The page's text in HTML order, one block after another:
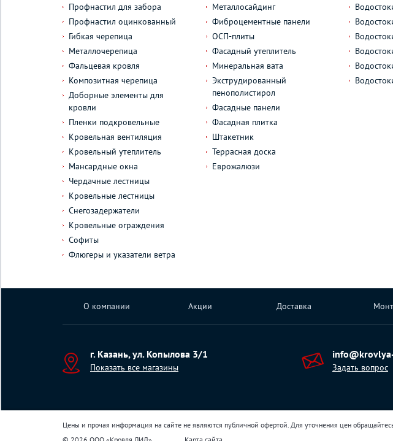
Профнастил для забора
Профнастил оцинкованный
Гибкая черепица
Металлочерепица
Фальцевая кровля
Композитная черепица
Доборные элементы для
кровли
Пленки подкровельные
Кровельная вентиляция
Кровельный утеплитель
Мансардные окна
Чердачные лестницы
Кровельные лестницы
Снегозадержатели
Кровельные ограждения
Софиты
Флюгеры и указатели ветра
Металлосайдинг
Фиброцементные панели
ОСП-плиты
Фасадный утеплитель
Минеральная вата
Экструдированный
пенополистирол
Фасадные панели
Фасадная плитка
Штакетник
Террасная доска
Еврожалюзи
О компании Акции Доставка
г. Казань, ул. Копылова 3/1
Показать все магазины Задать вопрос
Цены и прочая информация на сайте не являются публичной офертой. Для уточнения цен